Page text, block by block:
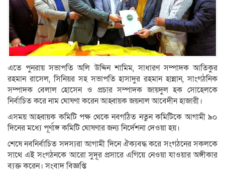
এতে পুনরায় সভাপতি অলি উদ্দিন শামিম, সাধারণ সম্পাদক আতিকুর
রহমান রাসেল, সিনিয়র সহ সভাপতি হাসাদুর রহমান হান্নান, সাংগঠনিক
সম্পাদক বেলাল হোসেন ও প্রচার সম্পাদক জায়দুল হক সোহেলকে
নির্বাচিত করে নাম ঘোষণা করেন আহ্বায়ক জয়নাল আবেদীন হাজারী।
এসময় আহ্বায়ক কমিটি পক্ষ থেকে নবগঠিত নতুন কমিটিকে আগামী ৯০
দিনের মধ্যে পূর্ণাঙ্গ কমিটি ঘোষণার জন্য নির্দেশনা দেওয়া হয়।
শেষে নবনির্বাচিত সদস্যরা আগামী দিনে ঐক্যবদ্ধ করে সংগঠনের সকলকে
সাথে এই সংগঠনকে‌ আরো সুদূর প্রসারে এগিয়ে নেওয়া যাওয়ার অঙ্গীকার
ব্যক্ত করেন। সংবাদ বিজ্ঞপ্তি